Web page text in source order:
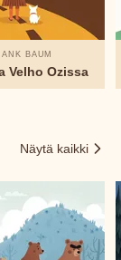
BAUM
Velho Ozissa
Näytä kaikki